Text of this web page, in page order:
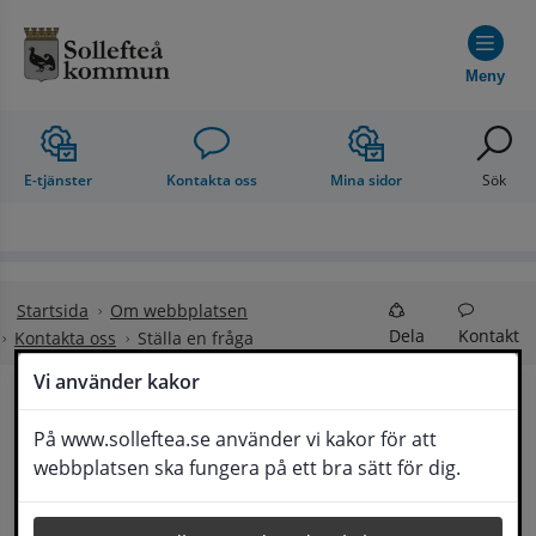
Vi använder kakor
På www.solleftea.se använder vi kakor för att
webbplatsen ska fungera på ett bra sätt för dig.
Meny
E-tjänster Kontakta oss Mina sidor Sök
Startsida
Om webbplatsen
Kontakta oss
Ställa en fråga Dela Kontakt
Ställa en fråga
Om din fråga är omfattande kan det bli aktuellt